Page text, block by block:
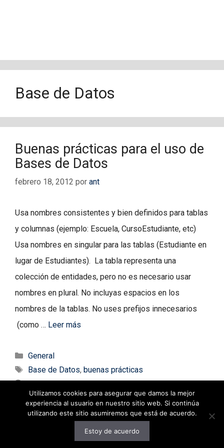
Base de Datos
Buenas prácticas para el uso de
Bases de Datos
febrero 18, 2012 por ant
Usa nombres consistentes y bien definidos para tablas
y columnas (ejemplo: Escuela, CursoEstudiante, etc)
Usa nombres en singular para las tablas (Estudiante en
lugar de Estudiantes). La tabla representa una
colección de entidades, pero no es necesario usar
nombres en plural. No incluyas espacios en los
nombres de la tablas. No uses prefijos innecesarios
(como … Leer más
Categorías
General
Etiquetas
Base de Datos, buenas prácticas
20 comentarios
© 2026 decodigo.com• Creado con
Utilizamos cookies para asegurar que damos la mejor
experiencia al usuario en nuestro sitio web. Si continúa
utilizando este sitio asumiremos que está de acuerdo.
Estoy de acuerdo